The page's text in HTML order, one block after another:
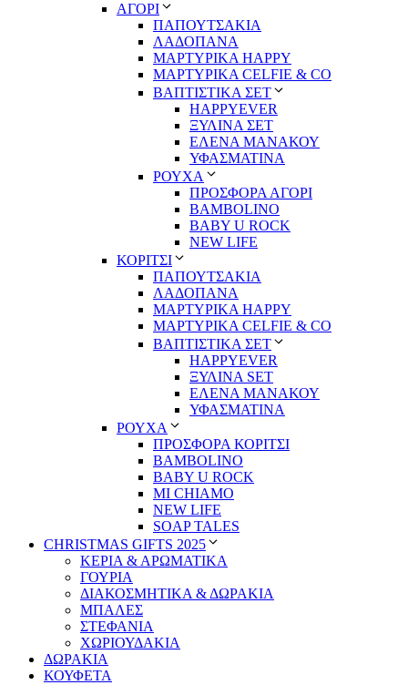
ΑΓΟΡΙ
ΠΑΠΟΥΤΣΑΚΙΑ
ΛΑΔΟΠΑΝΑ
ΜΑΡΤΥΡΙΚΑ HAPPY
ΜΑΡΤΥΡΙΚΑ CELFIE & CO
ΒΑΠΤΙΣΤΙΚΑ ΣΕΤ
HAPPYEVER
ΞΥΛΙΝΑ ΣΕΤ
ΕΛΕΝΑ ΜΑΝΑΚΟΥ
ΥΦΑΣΜΑΤΙΝΑ
ΡΟΥΧΑ
ΠΡΟΣΦΟΡΑ ΑΓΟΡΙ
BAMBOLINO
BABY U ROCK
NEW LIFE
ΚΟΡΙΤΣΙ
ΠΑΠΟΥΤΣΑΚΙΑ
ΛΑΔΟΠΑΝΑ
ΜΑΡΤΥΡΙΚΑ HAPPY
ΜΑΡΤΥΡΙΚΑ CELFIE & CO
ΒΑΠΤΙΣΤΙΚΑ ΣΕΤ
HAPPYEVER
ΞΥΛΙΝΑ SET
ΕΛΕΝΑ ΜΑΝΑΚΟΥ
ΥΦΑΣΜΑΤΙΝΑ
ΡΟΥΧΑ
ΠΡΟΣΦΟΡΑ ΚΟΡΙΤΣΙ
BAMBOLINO
BABY U ROCK
MI CHIAMO
NEW LIFE
SOAP TALES
CHRISTMAS GIFTS 2025
ΚΕΡΙΑ & ΑΡΩΜΑΤΙΚΑ
ΓΟΥΡΙΑ
ΔΙΑΚΟΣΜΗΤΙΚΑ & ΔΩΡΑΚΙΑ
ΜΠΑΛΕΣ
ΣΤΕΦΑΝΙΑ
ΧΩΡΙΟΥΔΑΚΙΑ
ΔΩΡΑΚΙΑ
ΚΟΥΦΕΤΑ